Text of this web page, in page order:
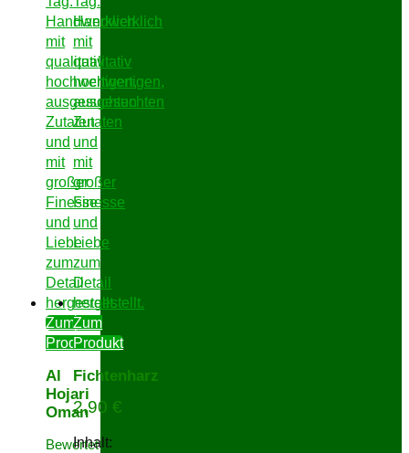
Zum
Produkt
Al
Hojari
Oman
Bewertet
Zum
Produkt
Fichtenharz
2,90 €
Inhalt: